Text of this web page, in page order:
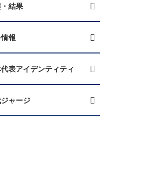
結果
報
表アイデンティティ
ャージ